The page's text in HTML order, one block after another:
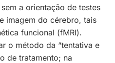
a orientação de testes
imagem do cérebro, tais
funcional (fMRI).
o método da “tentativa e
de tratamento; na